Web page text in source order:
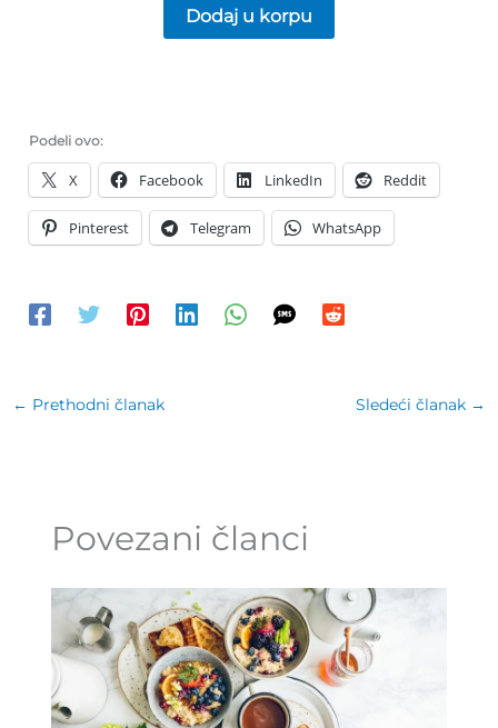
Dodaj u korpu
Podeli ovo:
X Facebook LinkedIn Reddit
Pinterest Telegram WhatsApp
← Prethodni članak Sledeći članak →
Povezani članci